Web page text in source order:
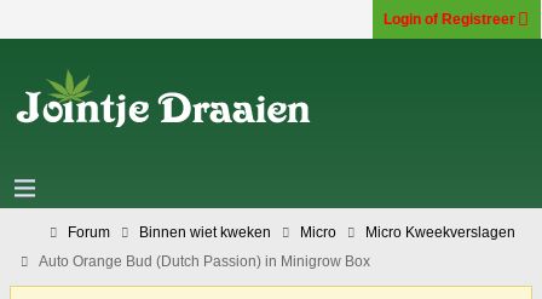
Login of Registreer
Forum Binnen wiet kweken Micro
Micro Kweekverslagen
Auto Orange Bud (Dutch Passion) in Minigrow Box